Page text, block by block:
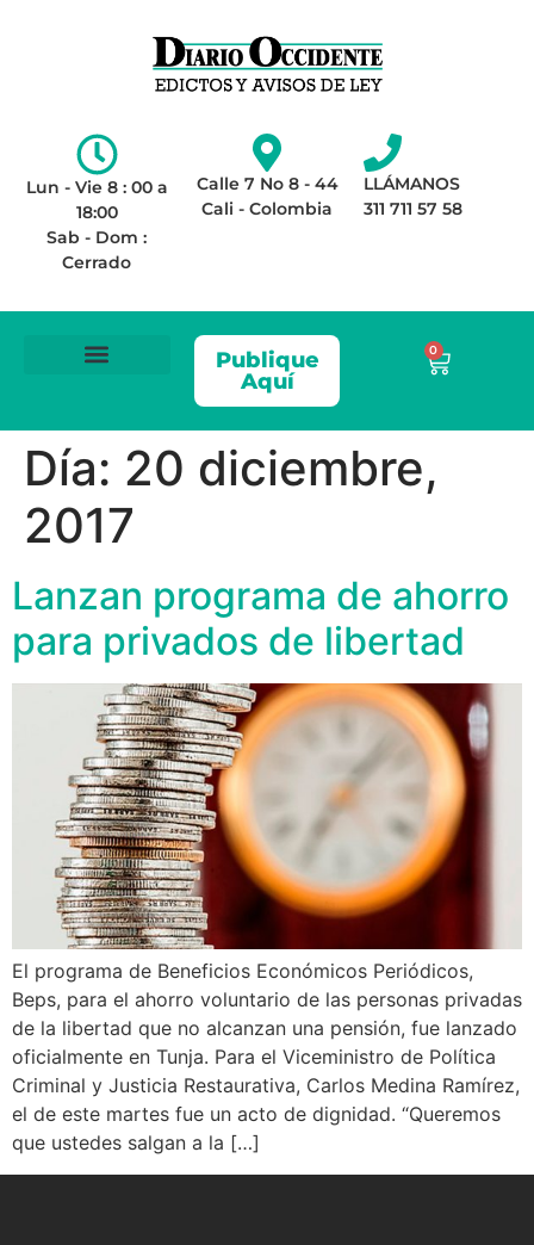
Lun - Vie 8 : 00 a
18:00
Sab - Dom :
Cerrado
Calle 7 No 8 - 44
Cali - Colombia
LLÁMANOS
311 711 57 58
Publique
Aquí
0
Día: 20 diciembre,
2017
Lanzan programa de ahorro
para privados de libertad
El programa de Beneficios Económicos Periódicos,
Beps, para el ahorro voluntario de las personas privadas
de la libertad que no alcanzan una pensión, fue lanzado
oficialmente en Tunja. Para el Viceministro de Política
Criminal y Justicia Restaurativa, Carlos Medina Ramírez,
el de este martes fue un acto de dignidad. “Queremos
que ustedes salgan a la […]